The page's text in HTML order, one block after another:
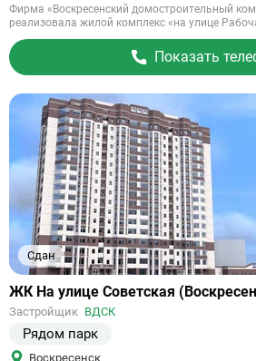
Фирма «Воскресенский домостроительный
реализовала жилой комплекс «на улице
Показать
Сдан
Ссылка
объект
ЖК На улице Советская
Застройщик ВДСК
Рядом парк
Воскресенск